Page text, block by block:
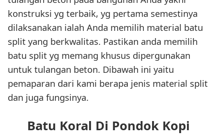
konstruksi yg terbaik, yg pertama semestinya
dilaksanakan ialah Anda memilih material batu
split yang berkwalitas. Pastikan anda memilih
batu split yg memang khusus dipergunakan
untuk tulangan beton. Dibawah ini yaitu
pemaparan dari kami berapa jenis material split
dan juga fungsinya.
Batu Koral Di Pondok Kopi